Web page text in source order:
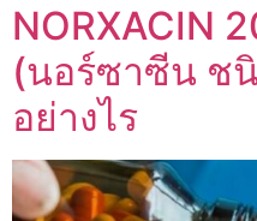
NORXACIN
(นอร์ซาซีน ช
อย่างไร